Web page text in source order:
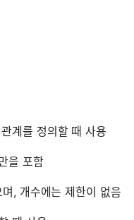
계를 정의할 때 사용
을 포함
, 개수에는 제한이 없음